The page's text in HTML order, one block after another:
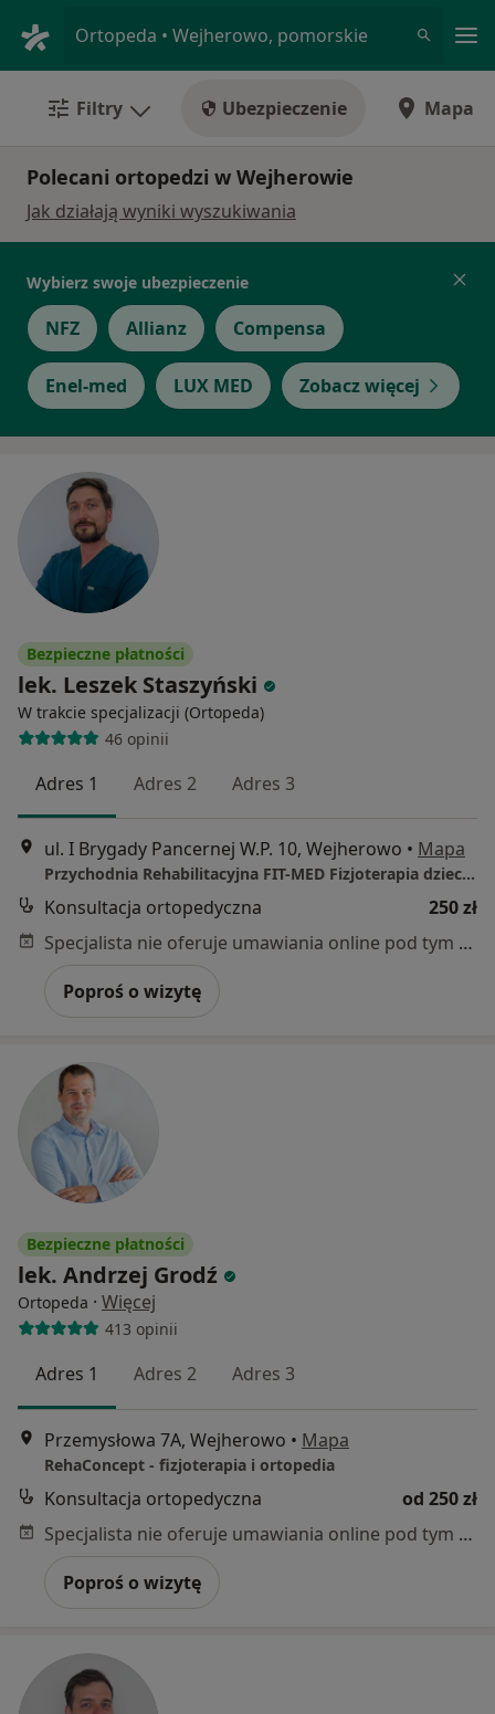
Ortopeda • Wejherowo, pomorskie
Filtry Ubezpieczenie Mapa
Polecani ortopedzi w Wejherowie
Jak działają wyniki wyszukiwania
Wybierz swoje ubezpieczenie
NFZ Allianz Compensa
Enel-med LUX MED Zobacz więcej
Bezpieczne płatności
lek. Leszek Staszyński
W trakcie specjalizacji (Ortopeda)
46 opinii
Adres 1 Adres 2 Adres 3
ul. I Brygady Pancernej W.P. 10, Wejherowo • Mapa
Przychodnia Rehabilitacyjna FIT-MED Fizjoterapia dzieci i dorosłych
Konsultacja ortopedyczna
250 zł
Specjalista nie oferuje umawiania online pod tym adresem.
Poproś o wizytę
Bezpieczne płatności
lek. Andrzej Grodź
Ortopeda · Więcej
413 opinii
Adres 1 Adres 2 Adres 3
Przemysłowa 7A, Wejherowo • Mapa
RehaConcept - fizjoterapia i ortopedia
Konsultacja ortopedyczna
od 250 zł
Specjalista nie oferuje umawiania online pod tym adresem.
Poproś o wizytę